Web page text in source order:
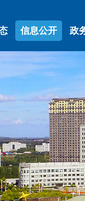
信息公开 政